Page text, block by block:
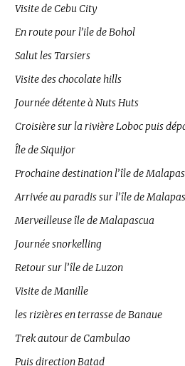
Visite de Cebu City
En route pour l’ile de Bohol
Salut les Tarsiers
Visite des chocolate hills
Journée détente à Nuts Huts
Croisière sur la rivière Loboc puis
Île de Siquijor
Prochaine destination l’île de
Arrivée au paradis sur l’île de
Merveilleuse île de Malapascua
Journée snorkelling
Retour sur l’île de Luzon
Visite de Manille
les rizières en terrasse de Banaue
Trek autour de Cambulao
Puis direction Batad